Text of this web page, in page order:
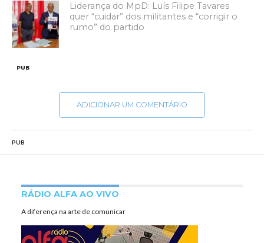
Liderança do MpD: Luís Filipe Tavares
quer “cuidar” dos militantes e “corrigir o
rumo” do partido
PUB
ADICIONAR UM COMENTÁRIO
PUB
RÁDIO ALFA AO VIVO
A diferença na arte de comunicar